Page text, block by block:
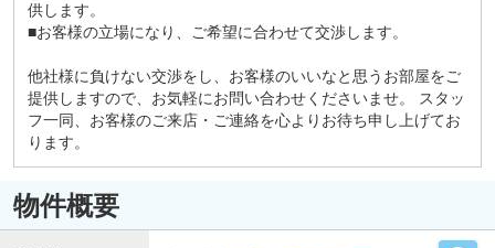
供します。
■お客様の立場になり、ご希望に合わせて交渉します。
他社様に負けない交渉をし、お客様のいいなと思うお部屋をご
提供しますので、お気軽にお問い合わせくださいませ。 スタッ
フ一同、お客様のご来店・ご連絡を心よりお待ち申し上げてお
ります。
物件概要